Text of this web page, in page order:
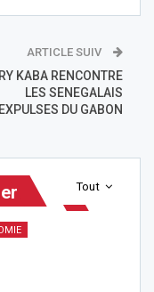
ARTICLE SUIV
KABA RENCONTRE
LES SENEGALAIS
EXPULSES DU GABON
Tout